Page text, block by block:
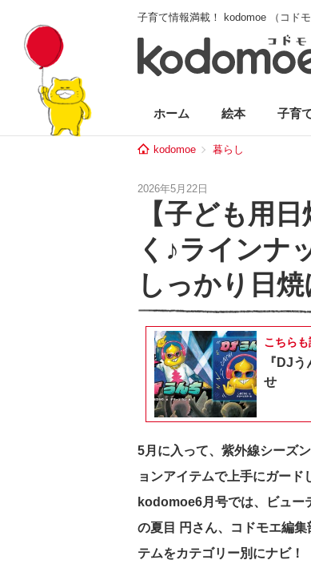
子育て情報満載！ kodomoe （コド
ホーム 絵本 子育
kodomoe 暮らし
2026年5月22日
【子ども用
く♪ラインナ
しっかり日
こちら
『DJ
せ
5月に入って、紫外線シーズ
ョンアイテムで上手にガード
kodomoe6月号では、ビュー
の夏目 円さん、コドモエ編
テムをカテゴリー別にナビ